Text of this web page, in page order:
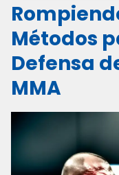
Métodos
Defensa
MMA